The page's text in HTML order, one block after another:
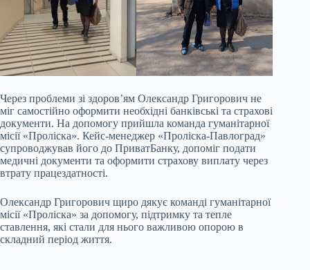
Через проблеми зі здоров’ям Олександр Григорович не
міг самостійно оформити необхідні банківські та страхові
документи. На допомогу прийшла команда гуманітарної
місії «Проліска». Кейс-менеджер «Проліска-Павлоград»
супроводжував його до ПриватБанку, допоміг подати
медичні документи та оформити страхову виплату через
втрату працездатності.
Олександр Григорович щиро дякує команді гуманітарної
місії «Проліска» за допомогу, підтримку та тепле
ставлення, які стали для нього важливою опорою в
складний період життя.